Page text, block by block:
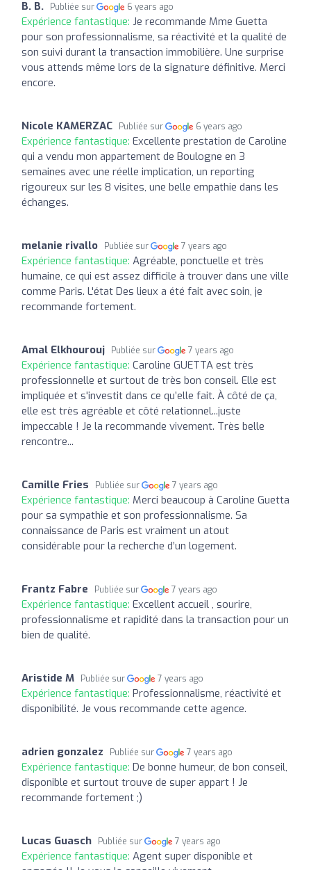
B. B. Publiée sur 6 years ago
Expérience fantastique: Je recommande Mme Guetta
pour son professionnalisme, sa réactivité et la qualité de
son suivi durant la transaction immobilière. Une surprise
vous attends même lors de la signature définitive. Merci
encore.
Nicole KAMERZAC Publiée sur 6 years ago
Expérience fantastique: Excellente prestation de Caroline
qui a vendu mon appartement de Boulogne en 3
semaines avec une réelle implication, un reporting
rigoureux sur les 8 visites, une belle empathie dans les
échanges.
melanie rivallo Publiée sur 7 years ago
Expérience fantastique: Agréable, ponctuelle et très
humaine, ce qui est assez difficile à trouver dans une ville
comme Paris. L'état Des lieux a été fait avec soin, je
recommande fortement.
Amal Elkhourouj Publiée sur 7 years ago
Expérience fantastique: Caroline GUETTA est très
professionnelle et surtout de très bon conseil. Elle est
impliquée et s'investit dans ce qu’elle fait. À côté de ça,
elle est très agréable et côté relationnel...juste
impeccable ! Je la recommande vivement. Très belle
rencontre...
Camille Fries Publiée sur 7 years ago
Expérience fantastique: Merci beaucoup à Caroline Guetta
pour sa sympathie et son professionnalisme. Sa
connaissance de Paris est vraiment un atout
considérable pour la recherche d’un logement.
Frantz Fabre Publiée sur 7 years ago
Expérience fantastique: Excellent accueil , sourire,
professionnalisme et rapidité dans la transaction pour un
bien de qualité.
Aristide M Publiée sur 7 years ago
Expérience fantastique: Professionnalisme, réactivité et
disponibilité. Je vous recommande cette agence.
adrien gonzalez Publiée sur 7 years ago
Expérience fantastique: De bonne humeur, de bon conseil,
disponible et surtout trouve de super appart ! Je
recommande fortement ;)
Lucas Guasch Publiée sur 7 years ago
Expérience fantastique: Agent super disponible et